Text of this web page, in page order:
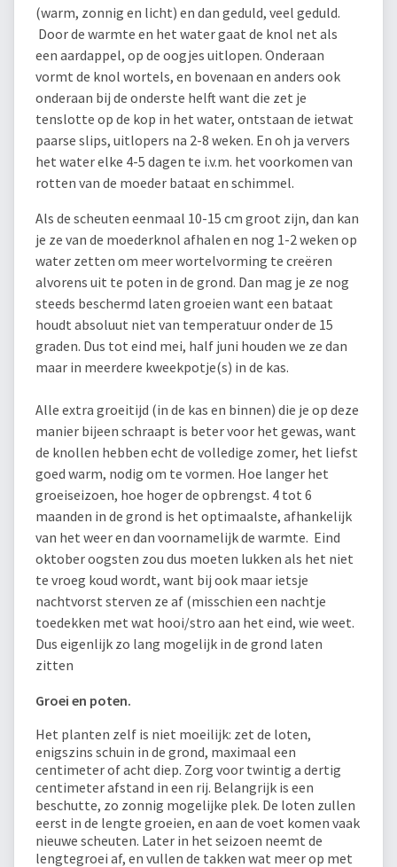
(warm, zonnig en licht) en dan geduld, veel geduld.
Door de warmte en het water gaat de knol net als
een aardappel, op de oogjes uitlopen. Onderaan
vormt de knol wortels, en bovenaan en anders ook
onderaan bij de onderste helft want die zet je
tenslotte op de kop in het water, ontstaan de ietwat
paarse slips, uitlopers na 2-8 weken. En oh ja ververs
het water elke 4-5 dagen te i.v.m. het voorkomen van
rotten van de moeder bataat en schimmel.
Als de scheuten eenmaal 10-15 cm groot zijn, dan kan
je ze van de moederknol afhalen en nog 1-2 weken op
water zetten om meer wortelvorming te creëren
alvorens uit te poten in de grond. Dan mag je ze nog
steeds beschermd laten groeien want een bataat
houdt absoluut niet van temperatuur onder de 15
graden. Dus tot eind mei, half juni houden we ze dan
maar in meerdere kweekpotje(s) in de kas.
Alle extra groeitijd (in de kas en binnen) die je op deze
manier bijeen schraapt is beter voor het gewas, want
de knollen hebben echt de volledige zomer, het liefst
goed warm, nodig om te vormen. Hoe langer het
groeiseizoen, hoe hoger de opbrengst. 4 tot 6
maanden in de grond is het optimaalste, afhankelijk
van het weer en dan voornamelijk de warmte. Eind
oktober oogsten zou dus moeten lukken als het niet
te vroeg koud wordt, want bij ook maar ietsje
nachtvorst sterven ze af (misschien een nachtje
toedekken met wat hooi/stro aan het eind, wie weet.
Dus eigenlijk zo lang mogelijk in de grond laten
zitten
Groei en poten.
Het planten zelf is niet moeilijk: zet de loten,
enigszins schuin in de grond, maximaal een
centimeter of acht diep. Zorg voor twintig a dertig
centimeter afstand in een rij. Belangrijk is een
beschutte, zo zonnig mogelijke plek. De loten zullen
eerst in de lengte groeien, en aan de voet komen vaak
nieuwe scheuten. Later in het seizoen neemt de
lengtegroei af, en vullen de takken wat meer op met